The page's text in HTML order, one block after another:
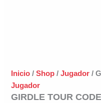
Inicio /Shop /Jugador /
Jugador
GIRDLE TOUR